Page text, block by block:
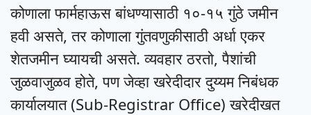
कोणाला फार्महाऊस बांधण्यासाठी १०-१५ गुंठे जमीन
हवी असते, तर कोणाला गुंतवणुकीसाठी अर्धा एकर
शेतजमीन घ्यायची असते. व्यवहार ठरतो, पैशांची
जुळवाजुळव होते, पण जेव्हा खरेदीदार दुय्यम निबंधक
कार्यालयात (Sub-Registrar Office) खरेदीखत